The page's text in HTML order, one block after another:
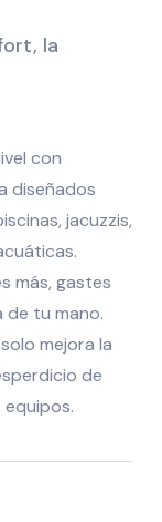
la
con
diseñados
jacuzzis,
más, gastes
de tu mano.
mejora la
de